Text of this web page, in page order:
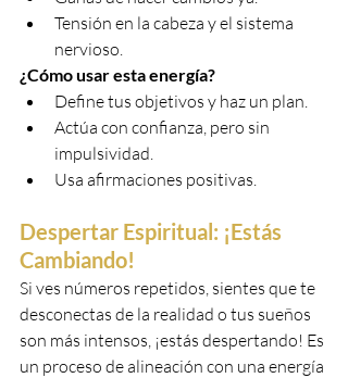
Tensión en la cabeza y el sistema
nervioso.
¿Cómo usar esta energía?
Define tus objetivos y haz un plan.
Actúa con confianza, pero sin
impulsividad.
Usa afirmaciones positivas.
Despertar Espiritual: ¡Estás
Cambiando!
Si ves números repetidos, sientes que te
desconectas de la realidad o tus sueños
son más intensos, ¡estás despertando! Es
un proceso de alineación con una energía